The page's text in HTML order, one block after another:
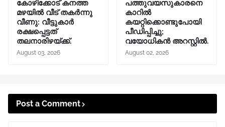
കോഴിക്കോട് കനത്ത
മഴയിൽ വീട് തകർന്നു
വീണു: വീട്ടുകാർ
രക്ഷപ്പെട്ടത്
തലനാരിഴയ്ക്ക്.
August 03, 2026
പത്തുവയസുകാരനെ
കാറിൽ
കയറ്റിക്കൊണ്ടുപോയി
പീഡിപ്പിച്ചു;
വയോധികൻ അറസ്റ്റിൽ.
August 02, 2026
Post a Comment